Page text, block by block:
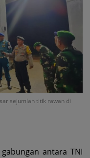
sejumlah titik rawan di
antara TNI